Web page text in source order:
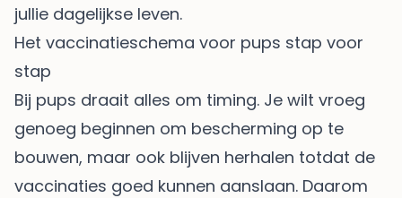
jullie dagelijkse leven.
Het vaccinatieschema voor pups stap voor
stap
Bij pups draait alles om timing. Je wilt vroeg
genoeg beginnen om bescherming op te
bouwen, maar ook blijven herhalen totdat de
vaccinaties goed kunnen aanslaan. Daarom